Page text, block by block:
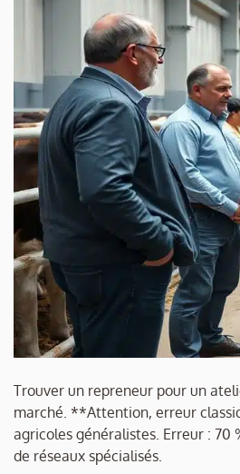
Trouver un repreneur pour un
marché. **Attention, erreur
agricoles généralistes. Erreur : 70
de réseaux spécialisés.